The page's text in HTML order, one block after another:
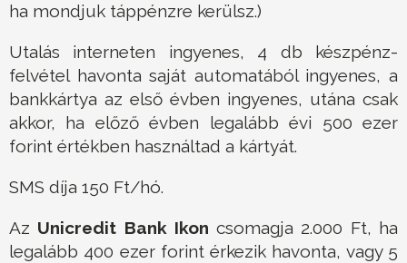
ha mondjuk táppénzre kerülsz.)
Utalás interneten ingyenes, 4 db készpénz-
felvétel havonta saját automatából ingyenes, a
bankkártya az első évben ingyenes, utána csak
akkor, ha előző évben legalább évi 500 ezer
forint értékben használtad a kártyát.
SMS díja 150 Ft/hó.
Az Unicredit Bank Ikon csomagja 2.000 Ft, ha
legalább 400 ezer forint érkezik havonta, vagy 5